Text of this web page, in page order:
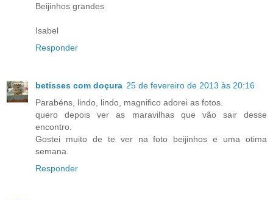
Beijinhos grandes
Isabel
Responder
betisses com doçura 25 de fevereiro de 2013 às 20:16
Parabéns, lindo, lindo, magnifico adorei as fotos.
quero depois ver as maravilhas que vão sair desse
encontro.
Gostei muito de te ver na foto beijinhos e uma otima
semana.
Responder